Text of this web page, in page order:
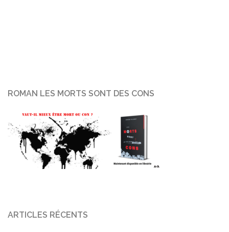
ROMAN LES MORTS SONT DES CONS
ARTICLES RÉCENTS